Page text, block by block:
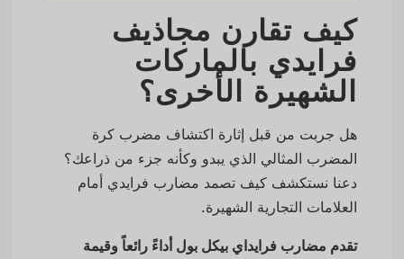
كيف تقارن مجاذيف
فرايدي بالماركات
الشهيرة الأخرى؟
هل جربت من قبل إثارة اكتشاف مضرب كرة
المضرب المثالي الذي يبدو وكأنه جزء من ذراعك؟
دعنا نستكشف كيف تصمد مضارب فرايدي أمام
العلامات التجارية الشهيرة.
تقدم مضارب فرايداي بيكل بول أداءً رائعاً وقيمة